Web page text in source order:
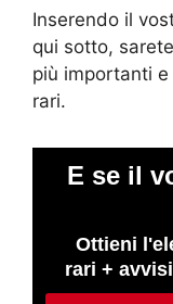
Inserendo il
qui sotto,
più importanti
rari.